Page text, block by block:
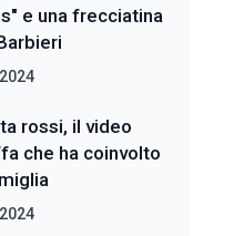
e una frecciatina
rossi, il video
che ha coinvolto